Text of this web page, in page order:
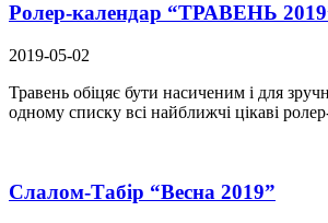
Ролер-календар “ТРАВЕНЬ
2019-05-02
Травень обіцяє бути насиченим і для
одному списку всі найближчі цікаві
Слалом-Табір “Весна 2019”